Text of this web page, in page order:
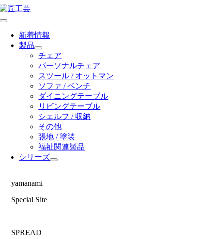
Skip
content
Toggle
Navigation新着情報
製品
チェア
パーソナルチェア
スツール / オットマン
ソファ / ベンチ
ダイニングテーブル
リビングテーブル
シェルフ / 収納
その他
張地 / 塗装
福祉関連製品
シリーズ
yamanami
Special Site
SPREAD